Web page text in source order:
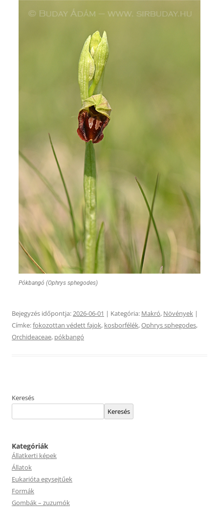
Pókbangó (Ophrys sphegodes)
Bejegyzés időpontja:2026-06-01 | Kategória: Makró, Növények |
Címke:fokozottan védett fajok, kosborfélék,Ophrys sphegodes,
Orchideaceae, pókbangó
Keresés
Keresés
Kategóriák
Állatkerti képek
Állatok
Eukarióta egysejtűek
Formák
Gombák – zuzumók